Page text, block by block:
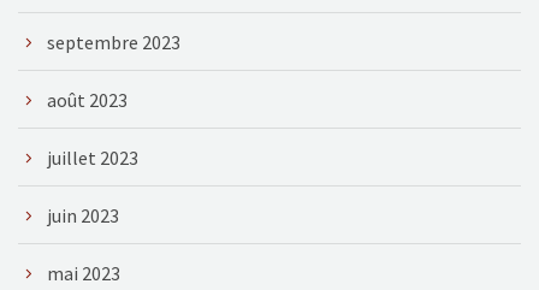
septembre 2023
août 2023
juillet 2023
juin 2023
mai 2023